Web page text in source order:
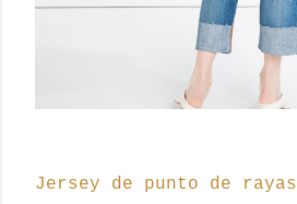
Jersey de punto de rayas